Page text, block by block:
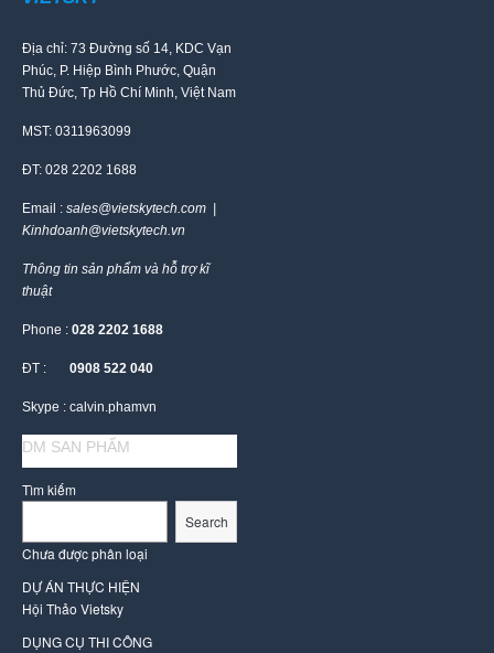
Địa chỉ: 73 Đường số 14, KDC Vạn
Phúc, P. Hiệp Bình Phước, Quận
Thủ Đức, Tp Hồ Chí Minh, Việt Nam
MST: 0311963099
ĐT: 028 2202 1688
Email : sales@vietskytech.com |
Kinhdoanh@vietskytech.vn
Thông tin sản phẩm và hỗ trợ kĩ
thuật
Phone : 028 2202 1688
ĐT : 0908 522 040
Skype : calvin.phamvn
DM SAN PHẨM
Tìm kiếm
Search
Chưa được phân loại
DỰ ÁN THỰC HIỆN
Hội Thảo Vietsky
DỤNG CỤ THI CÔNG